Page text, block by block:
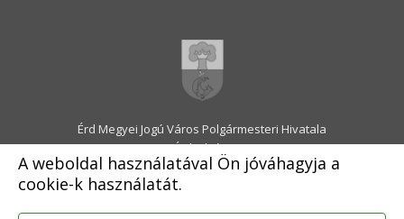
A weboldal használatával Ön jóváhagyja a
cookie-k használatát.
Érd Megyei Jogú Város Polgármesteri Hivatala
2030 Érd, Alsó utca 1.
Levélcím: 2031 Érd, Pf.: 31
E-mail:onkormanyzat@erd.hu
Telefonközpont:06-23-522-300